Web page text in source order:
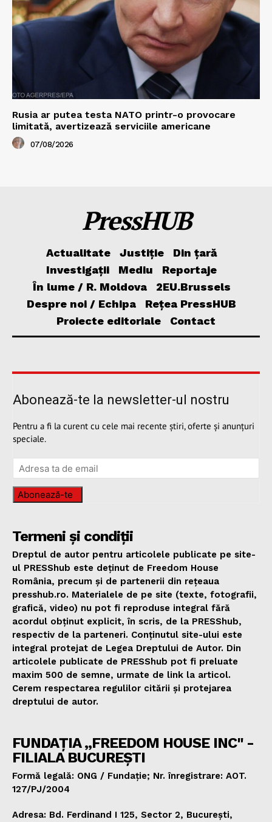
Rusia ar putea testa NATO printr-o provocare
limitată, avertizează serviciile americane
07/08/2026
PressHUB
Actualitate Justiție
Din țară
Investigații
Mediu
Reportaje
În lume / R. Moldova
2EU.Brussels
Despre noi / Echipa
Rețea PressHUB
Proiecte editoriale
Contact
Abonează-te la newsletter-ul nostru
Pentru a fi la curent cu cele mai recente știri, oferte și anunțuri
speciale.
Abonează-te
Termeni și condiții
Dreptul de autor pentru articolele publicate pe site-
ul PRESShub este deținut de Freedom House
România, precum și de partenerii din rețeaua
presshub.ro. Materialele de pe site (texte, fotografii,
grafică, video) nu pot fi reproduse integral fără
acordul obținut explicit, în scris, de la PRESShub,
respectiv de la parteneri. Conținutul site-ului este
integral protejat de Legea Dreptului de Autor. Din
articolele publicate de PRESShub pot fi preluate
maxim 500 de semne, urmate de link la articol.
Cerem respectarea regulilor citării și protejarea
dreptului de autor.
FUNDAȚIA „FREEDOM HOUSE INC" -
FILIALA BUCUREȘTI
Formă legală: ONG / Fundație; Nr. înregistrare: AOT.
127/PJ/2004
Adresa: Bd. Ferdinand I 125, Sector 2, București,